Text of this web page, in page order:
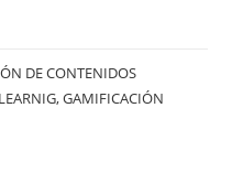
DE CONTENIDOS
GAMIFICACIÓN